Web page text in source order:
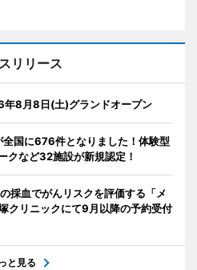
リリース
8月8日(土)グランドオープン
国に676件となりました！体験型
クなど32施設が新規認定！
採血でがんリスクを評価する「メ
クリニックにて9月以降の予約受付
と見る